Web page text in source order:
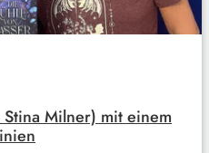
Milner) mit einem